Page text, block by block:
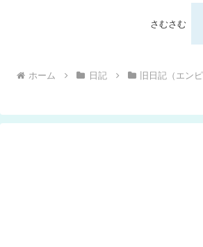
さむさむ
ホーム 日記 旧日記（エンピ